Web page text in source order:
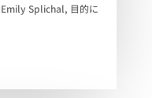
Splichal, 目的に